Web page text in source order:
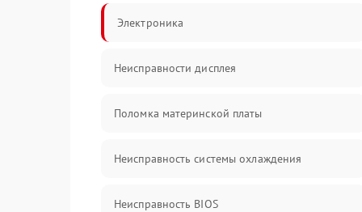
Электроника
Неисправности дисплея
Поломка материнской платы
Неисправность системы охлаждения
Неисправность BIOS